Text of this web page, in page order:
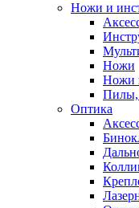
Ножи и
Ножи
Ножи
Пилы,
Оптика